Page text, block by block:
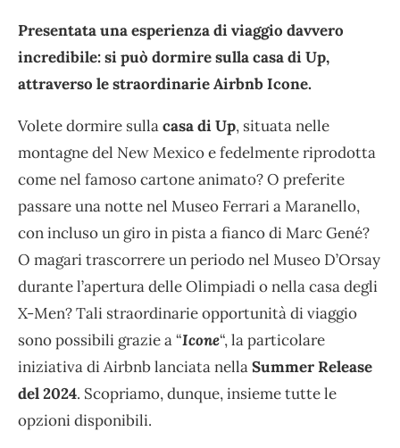
Presentata una esperienza di viaggio davvero
incredibile: si può dormire sulla casa di Up,
attraverso le straordinarie Airbnb Icone.
Volete dormire sullacasa di Up, situata nelle
montagne del New Mexico e fedelmente riprodotta
come nel famoso cartone animato? O preferite
passare una notte nel Museo Ferrari a Maranello,
con incluso un giro in pista a fianco di Marc Gené?
O magari trascorrere un periodo nel Museo D’Orsay
durante l’apertura delle Olimpiadi o nella casa degli
X-Men? Tali straordinarie opportunità di viaggio
sono possibili grazie a “Icone“, la particolare
iniziativa di Airbnb lanciata nellaSummer Release
del 2024. Scopriamo, dunque, insieme tutte le
opzioni disponibili.